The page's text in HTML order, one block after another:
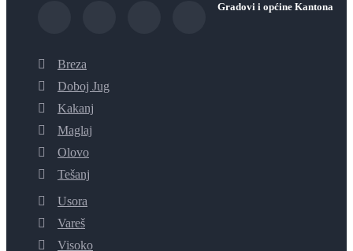
Gradovi i općine Kantona
Breza
Doboj Jug
Kakanj
Maglaj
Olovo
Tešanj
Usora
Vareš
Visoko